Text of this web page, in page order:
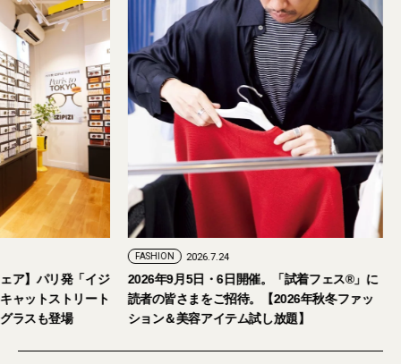
ア】パリ発「イジ
ャットストリート
ラスも登場
FASHION 2026.7.24
2026年9月5日・6日開催。「試着フェス®︎」に
読者の皆さまをご招待。【2026年秋冬ファッ
ション＆美容アイテム試し放題】